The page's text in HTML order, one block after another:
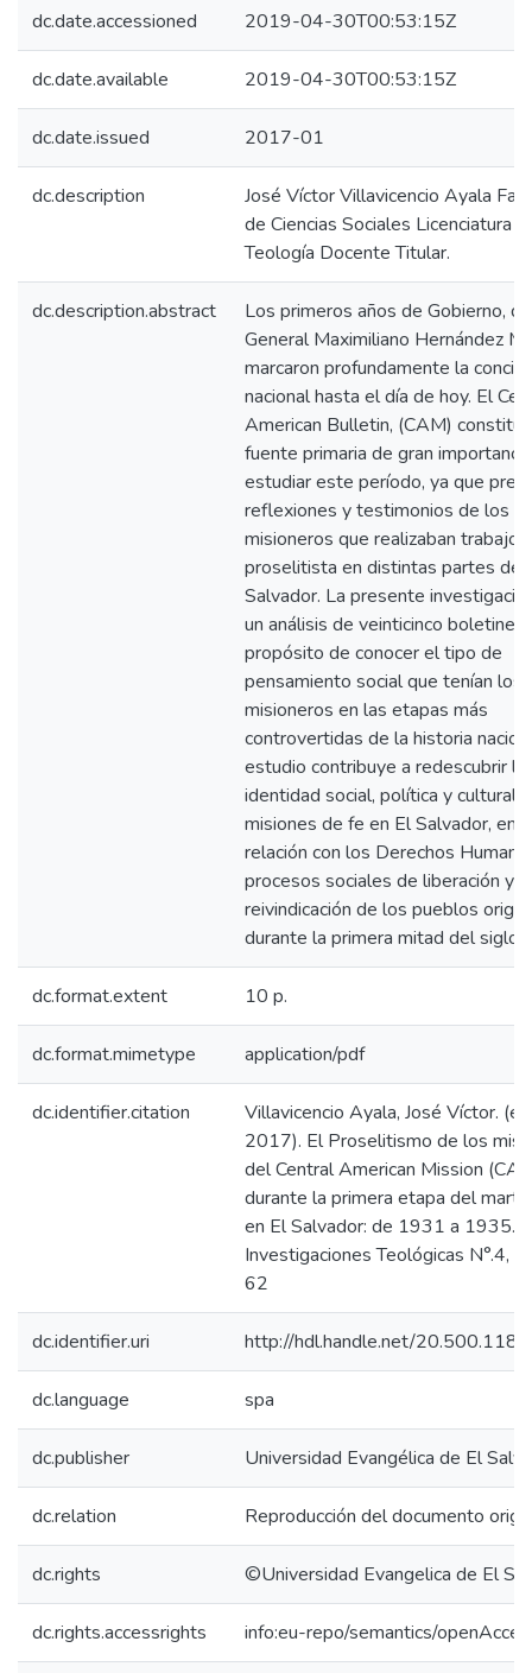
dc.date.accessioned 2019-04-30T00:53:15Z
dc.date.available 2019-04-30T00:53:15Z
dc.date.issued 2017-01
dc.description
José Víctor Villavicencio Ayala
de Ciencias Sociales Licenciatura
Teología Docente Titular.
dc.description.abstract
Los primeros años de Gobierno,
General Maximiliano Hernández
marcaron profundamente la
nacional hasta el día de hoy. El
American Bulletin, (CAM)
fuente primaria de gran
estudiar este período, ya que
reflexiones y testimonios de los
misioneros que realizaban trabajo
proselitista en distintas partes de
Salvador. La presente
un análisis de veinticinco boletines
propósito de conocer el tipo de
pensamiento social que tenían los
misioneros en las etapas más
controvertidas de la historia
estudio contribuye a redescubrir la
identidad social, política y cultural
misiones de fe en El Salvador, en
relación con los Derechos
procesos sociales de liberación y la
reivindicación de los pueblos
durante la primera mitad del siglo
dc.format.extent 10 p.
dc.format.mimetype application/pdf
dc.identifier.citation
Villavicencio Ayala, José Víctor.
2017). El Proselitismo de los
del Central American Mission
durante la primera etapa del
en El Salvador: de 1931 a 1935.
Investigaciones Teológicas N°.4,
62
dc.identifier.uri http://hdl.handle.net/
dc.language spa
dc.publisher Universidad Evangélica de El
dc.relation Reproducción del documento
dc.rights ©Universidad Evangelica de El
dc.rights.accessrights info:eu-repo/semantics/